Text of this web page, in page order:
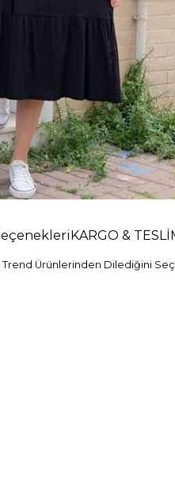
KARGO &
Ürünlerinden Dilediğini